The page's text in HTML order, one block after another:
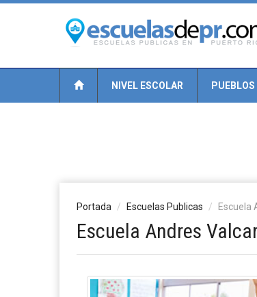
NIVEL ESCOLAR PUEBLOS
Portada Escuelas Publicas Escuela
Escuela Andres